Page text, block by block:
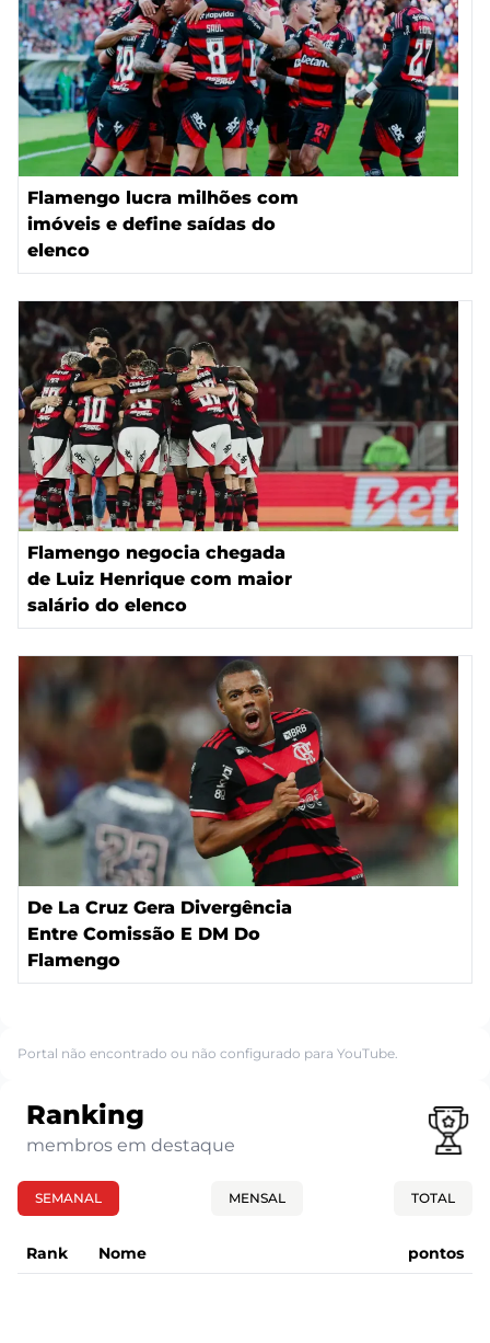
Flamengo lucra milhões com
imóveis e define saídas do
elenco
Flamengo negocia chegada
de Luiz Henrique com maior
salário do elenco
De La Cruz Gera Divergência
Entre Comissão E DM Do
Flamengo
Portal não encontrado ou não configurado para YouTube.
Ranking
membros em destaque
SEMANAL MENSAL TOTAL
Rank Nome pontos